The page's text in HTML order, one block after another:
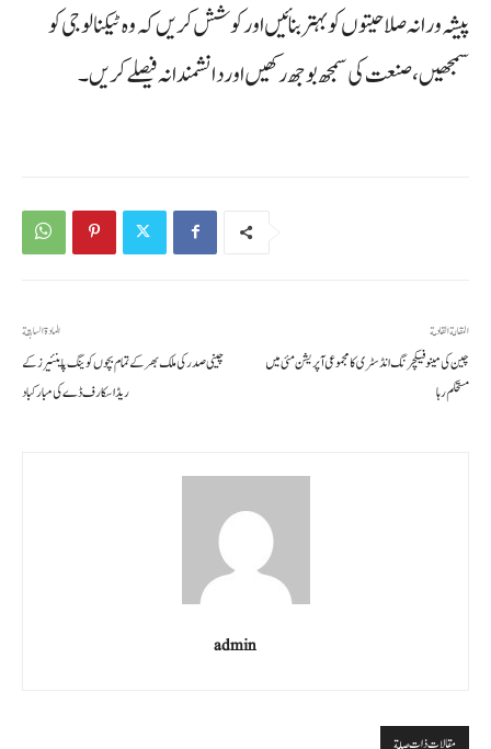
پیشہ ورانہ صلاحیتوں کو بہتر بنائیں اور کوشش کریں کہ وہ ٹیکنالوجی کو
سمجھیں، صنعت کی سمجھ بوجھ رکھیں اور دانشمندانہ فیصلے کریں۔
المادة السابقة
چینی صدر کی ملک بھر کے تمام بچوں کو ینگ پاینئیرز کے
ریڈ اسکارف ڈے کی مبارکباد
المقالة القادمة
چین کی مینوفیکچرنگ انڈسٹری کا مجموعی آپریشن مئی میں
مستحکم رہا
admin
مقالات ذات صلة